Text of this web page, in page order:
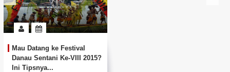
Mau Datang ke Festival
Danau Sentani Ke-VIII 2015?
Ini Tipsnya...